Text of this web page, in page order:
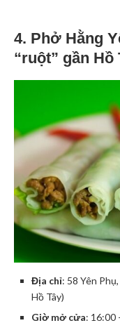
4. Phở Hằng
“ruột” gần Hồ
Địa chỉ: 58 Yên
Hồ Tây)
Giờ mở cửa: 16:00